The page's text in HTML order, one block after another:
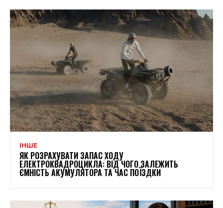
ІНШЕ
ЯК РОЗРАХУВАТИ ЗАПАС ХОДУ
ЕЛЕКТРОКВАДРОЦИКЛА: ВІД ЧОГО ЗАЛЕЖИТЬ
ЄМНІСТЬ АКУМУЛЯТОРА ТА ЧАС ПОЇЗДКИ